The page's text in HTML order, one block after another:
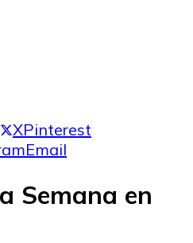
XPinterest
Email
Semana en